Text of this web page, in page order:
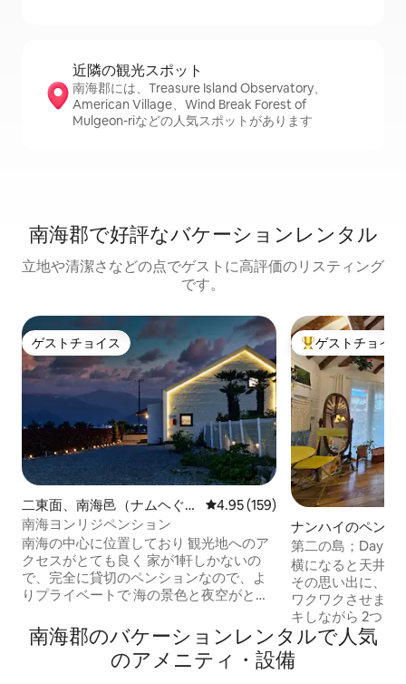
近隣の観光ス⁠ポ⁠ッ⁠ト
南海郡には、Treasure Island Observatory、
American Village、Wind Break Forest of
Mulgeon-riなどの人気スポットがあります
南海郡で好評なバケーションレンタル
立地や清潔さなどの点でゲストに高評価のリスティング
です。
ゲストチョイス
ゲストチョイス
二東面、南海邑（ナムヘぐ
ん、イドンミョン）のペンシ
ョン
レビュー159件、5つ星中4.95つ
4.95 (159)
南海ヨンリジペンション
南海の中心に位置しており 観光地へのア
クセスがとても良く 家が1軒しかないの
で、完全に貸切のペンションなので、よ
りプライベートで 海の景色と夜空がとて
ョンです 完全な一軒家の複層構造になっ
ているので、大家族の集まりや 知人との
集まりに最適です テラスがあり、バーベ
大好評のゲスト
ゲストチョイス
ナンハイのペンシ
第二の島；Day／
い感性あふれる宿
パス／ドイツ村＆
横になると天井が
その思い出に、屋
ワクワクさせます
キしながら 2つ目
た。 最初の島Dayは素朴さが良かったの
であれば、 2番目の島;Dayは広くて 畑を
耕し、庭に花を植
南海郡のバケーションレンタルで人気
のアメニティ・設備